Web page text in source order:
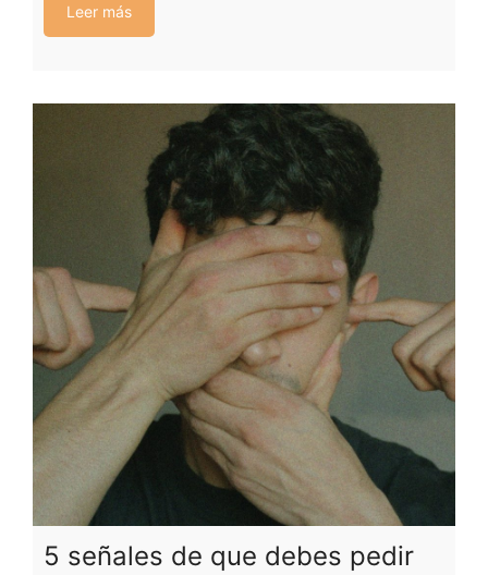
Leer más
5 señales de que debes pedir